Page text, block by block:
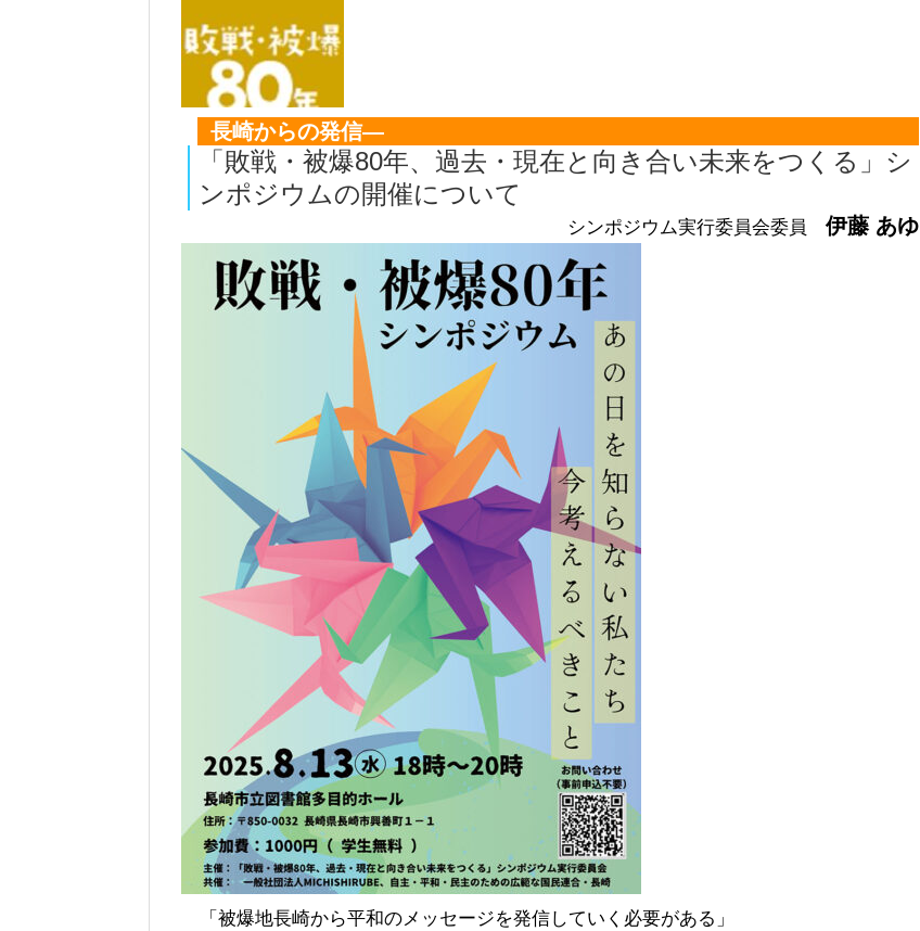
長崎からの発信―
「敗戦・被爆80年、過去・現在と向き合い未来をつくる」シ
ンポジウムの開催について
シンポジウム実行委員会委員 伊藤 あゆ
「被爆地長崎から平和のメッセージを発信していく必要がある」